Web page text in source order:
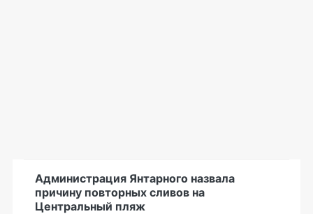
Администрация Янтарного назвала
причину повторных сливов на
Центральный пляж